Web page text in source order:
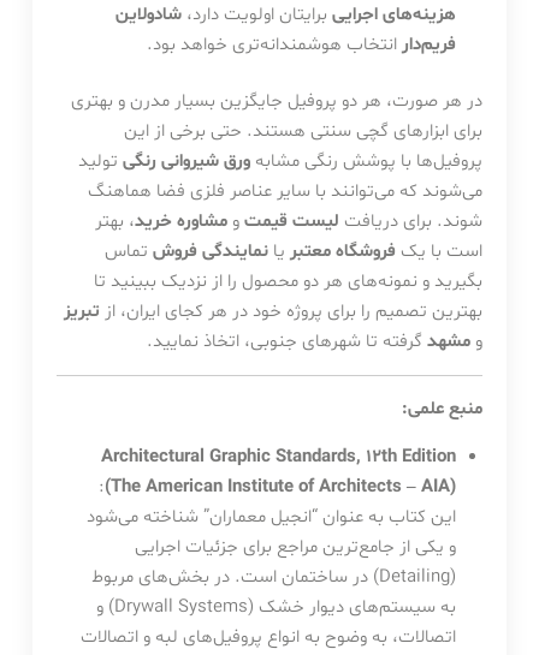
هزینه‌های اجرایی برایتان اولویت دارد،شادولاین
فریم‌دارانتخاب هوشمندانه‌تری خواهد بود.
در هر صورت، هر دو پروفیل جایگزین بسیار مدرن و بهتری
برای ابزارهای گچی سنتی هستند. حتی برخی از این
پروفیل‌ها با پوشش رنگی مشابه ورق شیروانی رنگیتولید
می‌شوند که می‌توانند با سایر عناصر فلزی فضا هماهنگ
شوند. برای دریافت لیست قیمتو مشاوره خرید، بهتر
است با یک فروشگاه معتبریا نمایندگی فروشتماس
بگیرید و نمونه‌های هر دو محصول را از نزدیک ببینید تا
بهترین تصمیم را برای پروژه خود در هر کجای ایران، از تبریز
و مشهدگرفته تا شهرهای جنوبی، اتخاذ نمایید.
منبع علمی:
Architectural Graphic Standards, 12th Edition
(The American Institute of Architects – AIA)
:
این کتاب به عنوان “انجیل معماران” شناخته می‌شود
و یکی از جامع‌ترین مراجع برای جزئیات اجرایی
(Detailing) در ساختمان است. در بخش‌های مربوط
به سیستم‌های دیوار خشک (Drywall Systems) و
اتصالات، به وضوح به انواع پروفیل‌های لبه و اتصالات